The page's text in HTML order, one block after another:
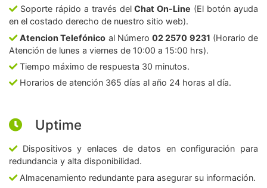
Soporte rápido a través delChat On-Line (El botón ayuda
en el costado derecho de nuestro sitio web).
Atencion Telefónico al Número02 2570 9231 (Horario de
Atención de lunes a viernes de 10:00 a 15:00 hrs).
Tiempo máximo de respuesta 30 minutos.
Horarios de atención 365 días al año 24 horas al día.
Uptime
Dispositivos y enlaces de datos en configuración para
redundancia y alta disponibilidad.
Almacenamiento redundante para asegurar su información.